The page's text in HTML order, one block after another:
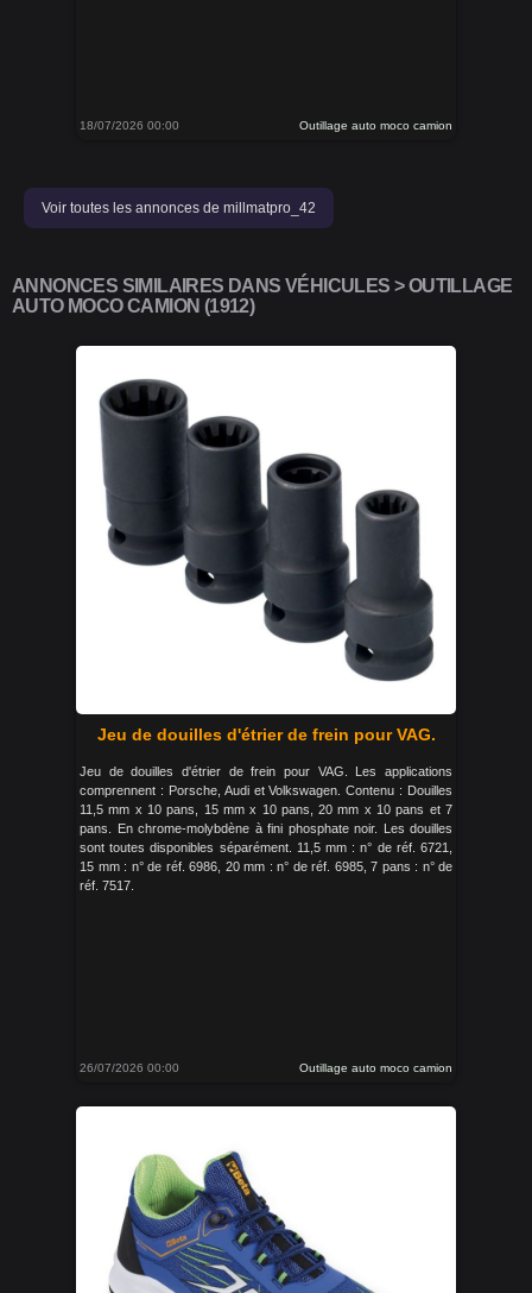
18/07/2026 00:00 Outillage auto moco camion
Voir toutes les annonces de millmatpro_42
ANNONCES SIMILAIRES DANS VÉHICULES > OUTILLAGE
AUTO MOCO CAMION (1912)
Jeu de douilles d'étrier de frein pour VAG.
Jeu de douilles d'étrier de frein pour VAG. Les applications
comprennent : Porsche, Audi et Volkswagen. Contenu : Douilles
11,5 mm x 10 pans, 15 mm x 10 pans, 20 mm x 10 pans et 7
pans. En chrome-molybdène à fini phosphate noir. Les douilles
sont toutes disponibles séparément. 11,5 mm : n° de réf. 6721,
15 mm : n° de réf. 6986, 20 mm : n° de réf. 6985, 7 pans : n° de
réf. 7517.
26/07/2026 00:00 Outillage auto moco camion